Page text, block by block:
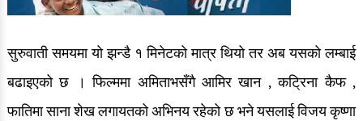
सुरुवाती समयमा यो झन्डै १ मिनेटको मात्र थियो तर अब यसको लम्बाई
बढाइएको छ । फिल्ममा अमिताभसँगै आमिर खान , कट्रिना कैफ ,
फातिमा साना शेख लगायतको अभिनय रहेको छ भने यसलाई विजय कृष्णा